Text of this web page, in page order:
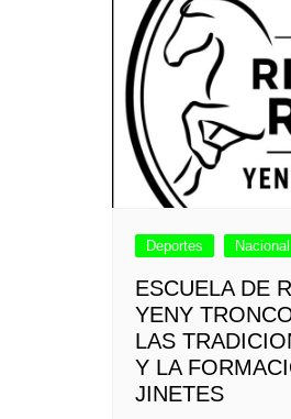
Deportes Nacional
ESCUELA DE
YENY
LAS
Y LA
JINETES